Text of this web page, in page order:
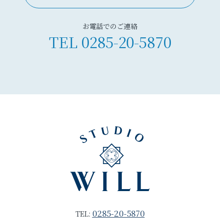
お電話でのご連絡
TEL 0285-20-5870
TEL: 0285-20-5870